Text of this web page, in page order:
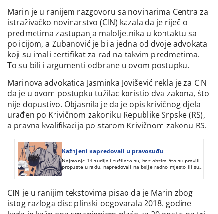
Marin je u ranijem razgovoru sa novinarima Centra za
istraživačko novinarstvo (CIN) kazala da je riječ o
predmetima zastupanja maloljetnika u kontaktu sa
policijom, a Zubanović je bila jedna od dvoje advokata
koji su imali certifikat za rad na takvim predmetima.
To su bili i argumenti odbrane u ovom postupku.
Marinova advokatica Jasminka Jovišević rekla je za CIN
da je u ovom postupku tužilac koristio dva zakona, što
nije dopustivo. Objasnila je da je opis krivičnog djela
urađen po Krivičnom zakoniku Republike Srpske (RS),
a pravna kvalifikacija po starom Krivičnom zakonu RS.
Kažnjeni napredovali u pravosuđu
Najmanje 14 sudija i tužilaca su, bez obzira što su pravili
propuste u radu, napredovali na bolje radno mjesto ili su
obnovili mandat na rukovodećoj poziciji.
CIN je u ranijim tekstovima pisao da je Marin zbog
istog razloga disciplinski odgovarala 2018. godine